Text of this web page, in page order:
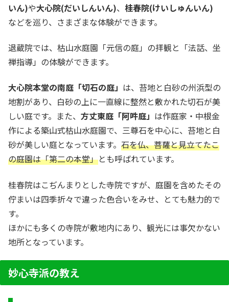
いん)や大心院(だいしんいん)、 桂春院(けいしゅんいん)
などを巡り、さまざまな体験ができます。
退蔵院では、枯山水庭園「元信の庭」の拝観と「法話、坐
禅指導」の体験ができます。
大心院本堂の南庭「切石の庭」 は、苔地と白砂の州浜型の
地割があり、白砂の上に一直線に整然と敷かれた切石が美
しい庭です。また、 方丈東庭「阿吽庭」 は作庭家・中根金
作による築山式枯山水庭園で、三尊石を中心に、苔地と白
砂が美しい庭となっています。 石を仏、菩薩と見立てたこ
の庭園は「第二の本堂」とも呼ばれています。
桂春院はこぢんまりとした寺院ですが、庭園を含めたその
佇まいは四季折々で違った色合いをみせ、とても魅力的で
す。
ほかにも多くの寺院が敷地内にあり、観光には事欠かない
地所となっています。
妙心寺派の教え